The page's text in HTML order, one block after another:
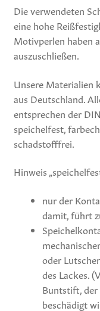
Die verwendeten
eine hohe
Motivperlen haben
auszuschließen.
Unsere Materialien
aus Deutschland.
entsprechen der
speichelfest,
schadstofffrei.
Hinweis
nur der
damit, führt
oder
des Lackes.
Buntstift,
beschädigt